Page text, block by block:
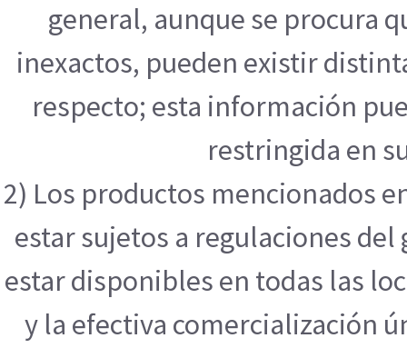
general, aunque se procura
inexactos, pueden existir
respecto; esta información
restringida en
2) Los productos mencionados
estar sujetos a regulaciones
estar disponibles en todas las
y la efectiva comercialización